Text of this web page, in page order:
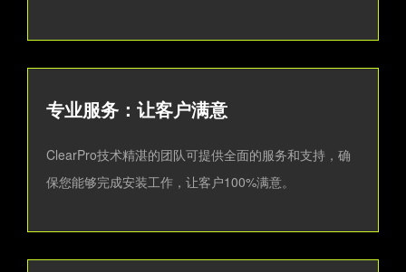
专业服务：让客户满意
ClearPro技术精湛的团队可提供全面的服务和支持，确
保您能够完成安装工作，让客户100%满意。